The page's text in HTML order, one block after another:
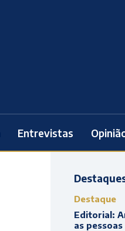
Entrevistas
Destaque
Editorial:
as pessoas